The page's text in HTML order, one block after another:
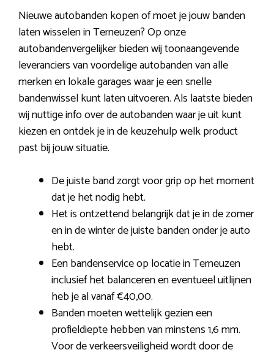
Nieuwe autobanden kopen of moet je jouw banden
laten wisselen in Terneuzen? Op onze
autobandenvergelijker bieden wij toonaangevende
leveranciers van voordelige autobanden van alle
merken en lokale garages waar je een snelle
bandenwissel kunt laten uitvoeren. Als laatste bieden
wij nuttige info over de autobanden waar je uit kunt
kiezen en ontdek je in de keuzehulp welk product
past bij jouw situatie.
De juiste band zorgt voor grip op het moment
dat je het nodig hebt.
Het is ontzettend belangrijk dat je in de zomer
en in de winter de juiste banden onder je auto
hebt.
Een bandenservice op locatie in Terneuzen
inclusief het balanceren en eventueel uitlijnen
heb je al vanaf €40,00.
Banden moeten wettelijk gezien een
profieldiepte hebben van minstens 1,6 mm.
Voor de verkeersveiligheid wordt door de